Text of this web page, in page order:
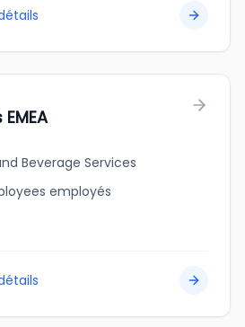
Beverage Services
employés